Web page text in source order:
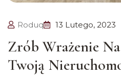
Roduq 13 Lutego, 2023
Zrób Wrażenie
Twoją